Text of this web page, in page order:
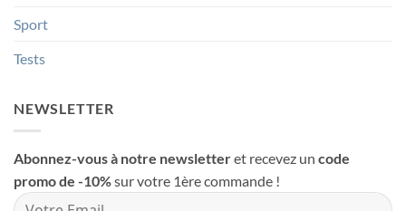
Sport
Tests
NEWSLETTER
Abonnez-vous à notre newsletteret recevez un code
promo de -10%sur votre 1ère commande !